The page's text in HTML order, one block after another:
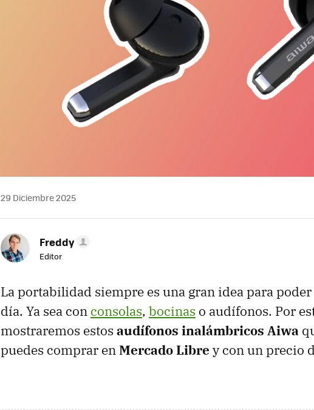
29 Diciembre 2025
Freddy
Editor
La portabilidad siempre es una gran idea para
día. Ya sea con consolas, bocinas o audífonos. Por
mostraremos estos audífonos inalámbricos Aiwa
puedes comprar enMercado Libre y con un precio